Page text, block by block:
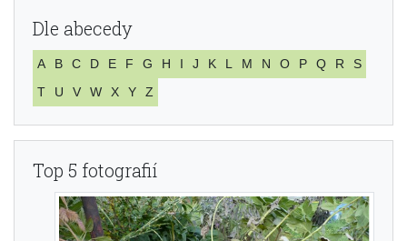
Dle abecedy
A B C D E F G H I J K L M N O P Q R
S
T
U V W X Y Z
Top 5 fotografií